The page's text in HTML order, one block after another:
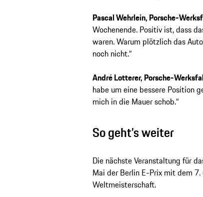
Pascal Wehrlein, Porsche-
Wochenende. Positiv ist, dass
waren. Warum plötzlich das
noch nicht.“
André Lotterer, Porsche-
habe um eine bessere Position
mich in die Mauer schob.“
So geht’s weiter
Die nächste Veranstaltung für
Mai der Berlin E-Prix mit dem
Weltmeisterschaft.